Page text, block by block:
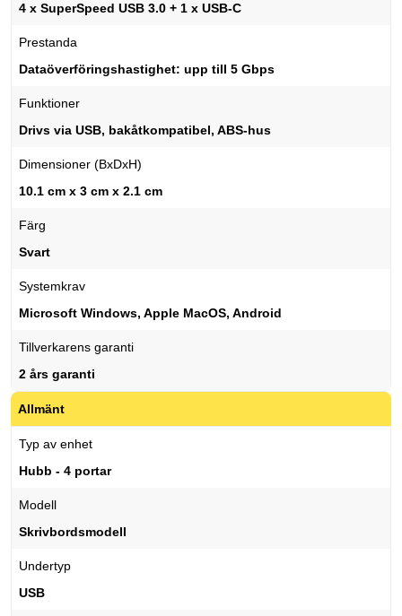
4 x SuperSpeed USB 3.0 + 1 x USB-C
Prestanda
Dataöverföringshastighet: upp till 5 Gbps
Funktioner
Drivs via USB, bakåtkompatibel, ABS-hus
Dimensioner (BxDxH)
10.1 cm x 3 cm x 2.1 cm
Färg
Svart
Systemkrav
Microsoft Windows, Apple MacOS, Android
Tillverkarens garanti
2 års garanti
Allmänt
Typ av enhet
Hubb - 4 portar
Modell
Skrivbordsmodell
Undertyp
USB